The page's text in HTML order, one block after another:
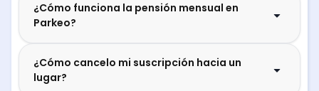
¿Cómo funciona la pensión mensual en
Parkeo?
¿Cómo cancelo mi suscripción hacia un
lugar?